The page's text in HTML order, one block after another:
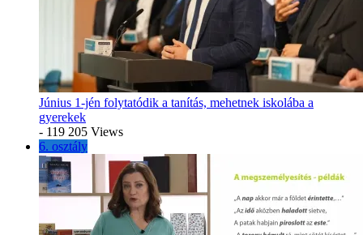
Június 1-jén folytatódik a tanítás, mehetnek iskolába a
gyerekek
- 119 205 Views
6. osztály